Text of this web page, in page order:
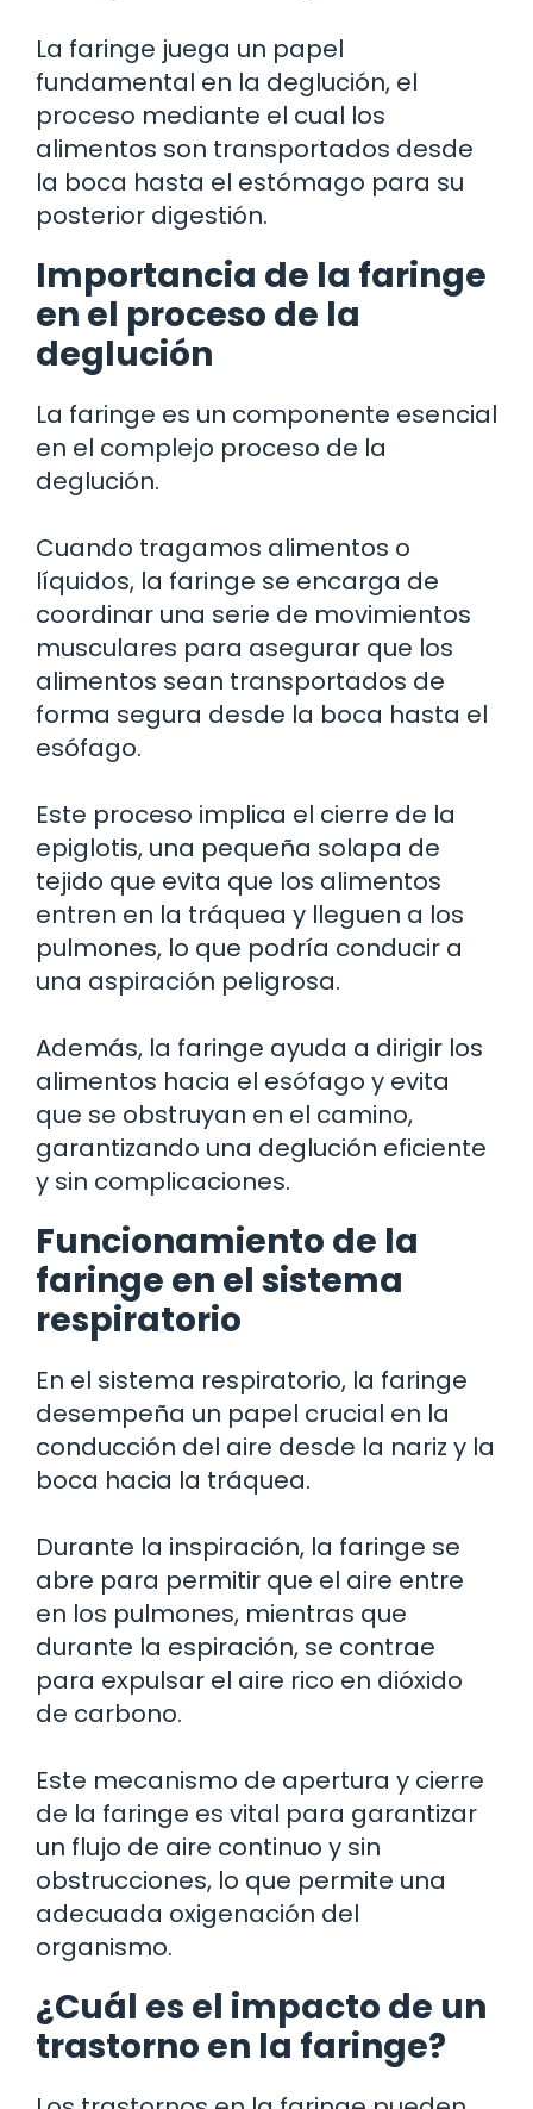
La faringe juega un papel
fundamental en la deglución, el
proceso mediante el cual los
alimentos son transportados desde
la boca hasta el estómago para su
posterior digestión.
Importancia de la faringe
en el proceso de la
deglución
La faringe es un componente esencial
en el complejo proceso de la
deglución.
Cuando tragamos alimentos o
líquidos, la faringe se encarga de
coordinar una serie de movimientos
musculares para asegurar que los
alimentos sean transportados de
forma segura desde la boca hasta el
esófago.
Este proceso implica el cierre de la
epiglotis, una pequeña solapa de
tejido que evita que los alimentos
entren en la tráquea y lleguen a los
pulmones, lo que podría conducir a
una aspiración peligrosa.
Además, la faringe ayuda a dirigir los
alimentos hacia el esófago y evita
que se obstruyan en el camino,
garantizando una deglución eficiente
y sin complicaciones.
Funcionamiento de la
faringe en el sistema
respiratorio
En el sistema respiratorio, la faringe
desempeña un papel crucial en la
conducción del aire desde la nariz y la
boca hacia la tráquea.
Durante la inspiración, la faringe se
abre para permitir que el aire entre
en los pulmones, mientras que
durante la espiración, se contrae
para expulsar el aire rico en dióxido
de carbono.
Este mecanismo de apertura y cierre
de la faringe es vital para garantizar
un flujo de aire continuo y sin
obstrucciones, lo que permite una
adecuada oxigenación del
organismo.
¿Cuál es el impacto de un
trastorno en la faringe?